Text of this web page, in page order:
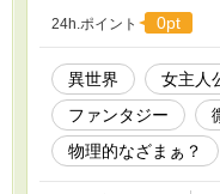
ラ・イズ・パワー。 テ
友たち（内一名後方彼氏
24h.ポイント 0pt
異世界 女主人
ファンタジー
物理的なざまぁ？